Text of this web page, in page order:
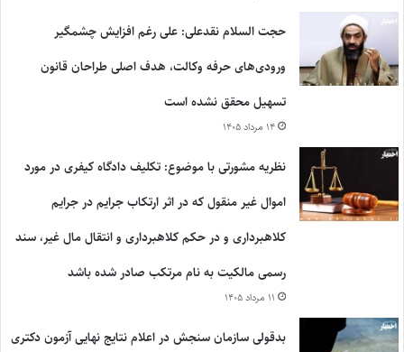
حجت السلام نقدعلی: علی رغم افزایش چشمگیر
ورودی‌های حرفه وکالت، هدف اصلی طراحان قانون
تسهیل محقق نشده است
۱۴ مرداد ۱۴۰۵
نظریه مشورتی با موضوع: تکلیف دادگاه کیفری در مورد
اموال غیر منقول که در اثر ارتکاب جرایم در جرایم
کلاهبرداری و در حکم کلاهبرداری و انتقال مال غیر، سند
رسمی مالکیت به نام مرتکب صادر شده باشد
۱۱ مرداد ۱۴۰۵
بدقولی سازمان سنجش در اعلام نتایج نهایی آزمون دکتری